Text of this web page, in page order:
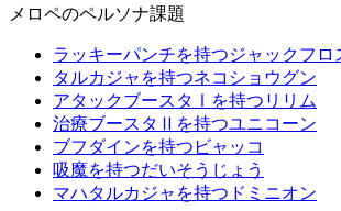
メロペのペルソナ課題
ラッキーパンチを持つジャックフロ
タルカジャを持つネコショウグン
アタックブースタⅠを持つリリム
治療ブースタⅡを持つユニコーン
ブフダインを持つビャッコ
吸魔を持つだいそうじょう
マハタルカジャを持つドミニオン